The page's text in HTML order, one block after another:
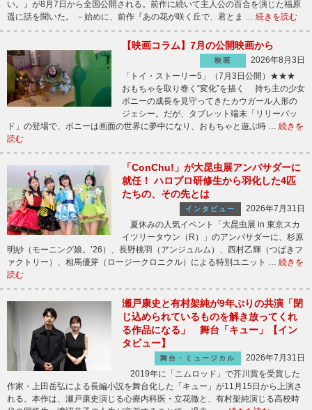
い。』が8月7日から全国公開される。前作に続いて主人公の百合を演じた福原
遥に話を聞いた。 －始めに、前作『あの花が咲く丘で、君とま … 続きを読む
【映画コラム】7月の公開映画から
映画
2026年8月3日
「トイ・ストーリー5」（7月3日公開）★★★
おもちゃを取り巻く“変化”を描く 持ち主の少女
ボニーの成長を見守ってきたカウガール人形の
ジェシー。だが、タブレット端末「リリーパッ
ド」の登場で、ボニーは画面の世界に夢中になり、おもちゃと遊ぶ時 … 続きを
読む
「ConChu!」が大昆虫展アンバサダーに
就任！ ハロプロ研修生から羽化した4匹
たちの、その先とは
インタビュー
2026年7月31日
夏休みの人気イベント「大昆虫展 in 東京スカ
イツリータウン（R）」のアンバサダーに、杉原
明紗（モーニング娘。’26）、長野桃羽（アンジュルム）、西村乙輝（つばきフ
ァクトリー）、相馬優芽（ロージークロニクル）による特別ユニット … 続きを
読む
瀬戸康史と有村架純が9年ぶりの共演「閉
じ込められているものを解き放ってくれ
る作品になる」 舞台「キュー」【イン
タビュー】
舞台・ミュージカル
2026年7月31日
2019年に「ニムロッド」で芥川賞を受賞した
作家・上田岳弘による長編小説を舞台化した「キュー」が11月15日から上演さ
れる。本作は、瀬戸康史演じる心療内科医・立花徹と、有村架純演じる高校時